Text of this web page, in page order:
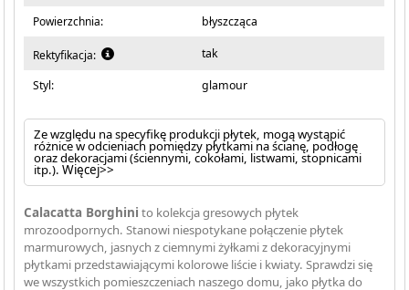
Powierzchnia: błyszcząca
Rektyfikacja: tak
Styl: glamour
Ze względu na specyfikę produkcji płytek, mogą wystąpić
różnice w odcieniach pomiędzy płytkami na ścianę, podłogę
oraz dekoracjami (ściennymi, cokołami, listwami, stopnicami
itp.).Więcej>>
Calacatta Borghini to kolekcja gresowych płytek
mrozoodpornych. Stanowi niespotykane połączenie płytek
marmurowych, jasnych z ciemnymi żyłkami z dekoracyjnymi
płytkami przedstawiającymi kolorowe liście i kwiaty. Sprawdzi się
we wszystkich pomieszczeniach naszego domu, jako płytka do